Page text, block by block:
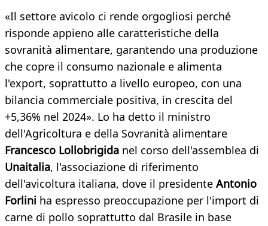
«Il settore avicolo ci rende orgogliosi perché
risponde appieno alle caratteristiche della
sovranità alimentare, garantendo una produzione
che copre il consumo nazionale e alimenta
l'export, soprattutto a livello europeo, con una
bilancia commerciale positiva, in crescita del
+5,36% nel 2024». Lo ha detto il ministro
dell'Agricoltura e della Sovranità alimentare
Francesco Lollobrigida nel corso dell'assemblea di
Unaitalia, l'associazione di riferimento
dell'avicoltura italiana, dove il presidente Antonio
Forlini ha espresso preoccupazione per l'import di
carne di pollo soprattutto dal Brasile in base